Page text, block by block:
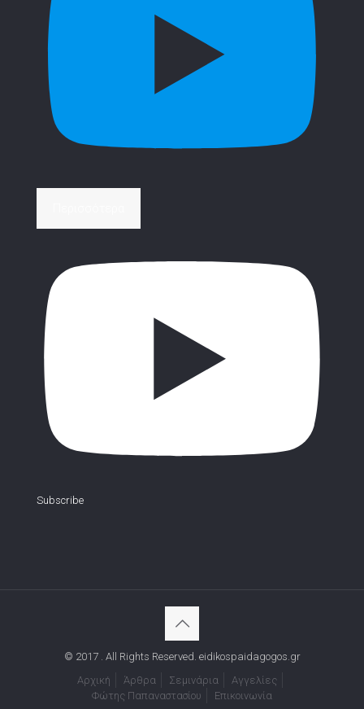
Subscribe
© 2017 . All Rights Reserved. eidikospaidagogos.gr
Αρχική
Άρθρα Σεμινάρια
Αγγελίες
Φώτης Παπαναστασίου
Επικοινωνία